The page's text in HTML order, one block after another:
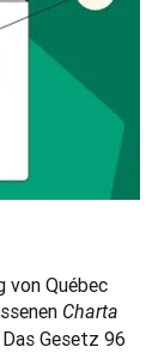
von Québec
Charta
Gesetz 96